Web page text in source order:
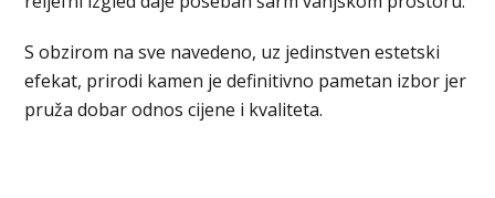
S obzirom na sve navedeno, uz jedinstven estetski
efekat, prirodi kamen je definitivno pametan izbor jer
pruža dobar odnos cijene i kvaliteta.